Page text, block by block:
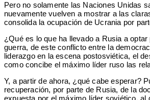
Pero no solamente las Naciones Unidas
nuevamente vuelven a mostrar a las
consolida la ocupación de Ucrania por
¿Qué es lo que ha llevado a Rusia a
guerra, de este conflicto entre la
liderazgo en la escena postosviética, el
como concibe el máximo líder ruso las
Y, a partir de ahora, ¿qué cabe esperar?
recuperación, por parte de Rusia, de la
expuesta por el máximo líder soviético, al